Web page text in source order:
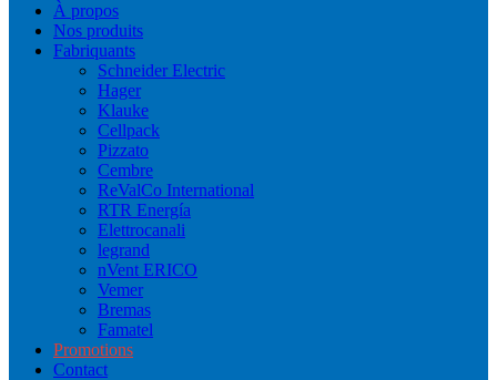
À propos
Nos produits
Fabriquants
Schneider Electric
Hager
Klauke
Cellpack
Pizzato
Cembre
ReValCo International
RTR Energía
Elettrocanali
legrand
nVent ERICO
Vemer
Bremas
Famatel
Promotions
Contact